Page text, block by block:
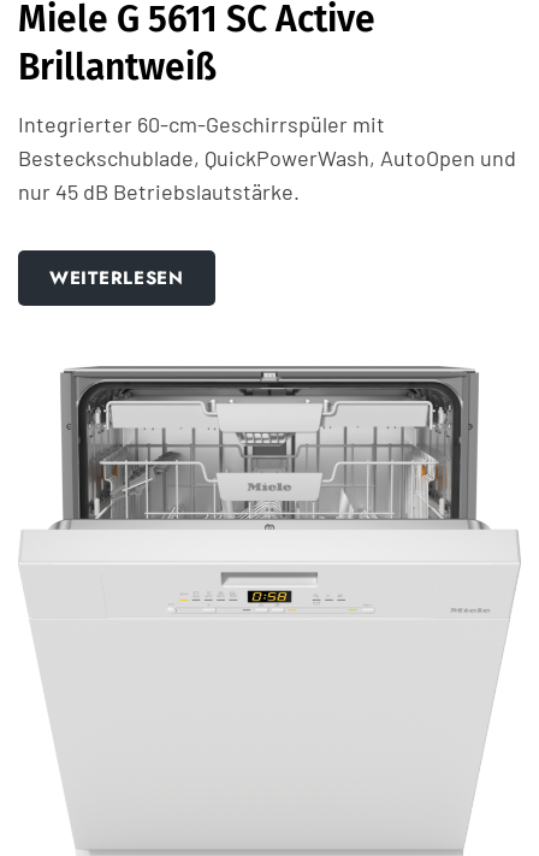
Miele G 5611 SC Active
Brillantweiß
Integrierter 60-cm-Geschirrspüler mit
Besteckschublade, QuickPowerWash, AutoOpen und
nur 45 dB Betriebslautstärke.
WEITERLESEN